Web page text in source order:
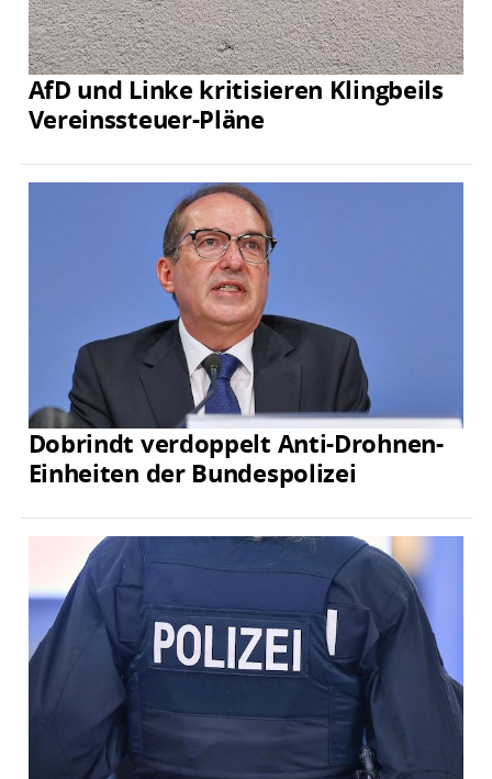
AfD und Linke kritisieren Klingbeils
Vereinssteuer-Pläne
Dobrindt verdoppelt Anti-Drohnen-
Einheiten der Bundespolizei